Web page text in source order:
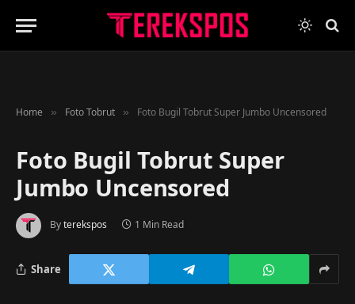
Home » Foto Tobrut » Foto Bugil Tobrut Super Jumbo Uncensored
Foto Bugil Tobrut Super
Jumbo Uncensored
Byterekspos 1 Min Read
Share